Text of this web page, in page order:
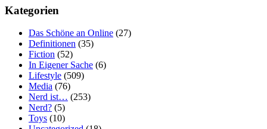
Kategorien
Das Schöne an Online (27)
Definitionen (35)
Fiction (52)
In Eigener Sache (6)
Lifestyle (509)
Media (76)
Nerd ist… (253)
Nerd? (5)
Toys (10)